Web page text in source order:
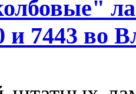
и 7443 во